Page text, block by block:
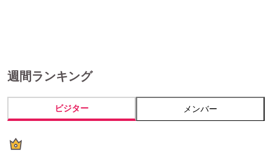
週間ランキング
ビジター メンバー